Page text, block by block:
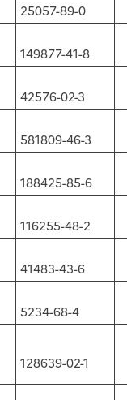
25057-89-0
149877-41-8
42576-02-3
581809-46-3
188425-85-6
116255-48-2
41483-43-6
5234-68-4
128639-02-1